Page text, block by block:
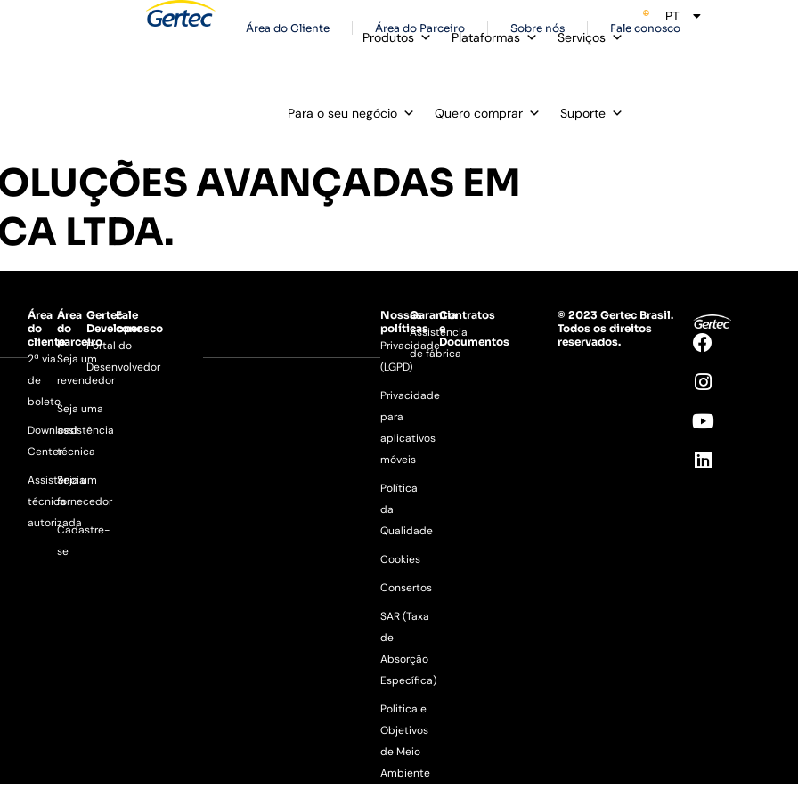
Área do Cliente Área do Parceiro Sobre nós Fale conosco
Produtos Plataformas Serviços
Para o seu negócio Quero comprar Suporte
PT
ES
AVANÇADAS EM
LTDA.
Área
do
cliente
2ª via
de
boleto
Download
Center
Assistência
técnica
autorizada
Área
do
parceiro
Seja um
revendedor
Seja uma
assistência
técnica
Seja um
fornecedor
Cadastre-
se
Gertec
Developer
Portal do
Desenvolvedor
Fale
conosco
Nossas
políticas
Privacidade
(LGPD)
Privacidade
para
aplicativos
móveis
Política
da
Qualidade
Cookies
Consertos
SAR (Taxa
de
Absorção
Específica)
Politica e
Objetivos
de Meio
Ambiente
Garantia
Assistência
de fábrica
Contratos
e
Documentos
© 2023 Gertec Brasil.
Todos os direitos
reservados.